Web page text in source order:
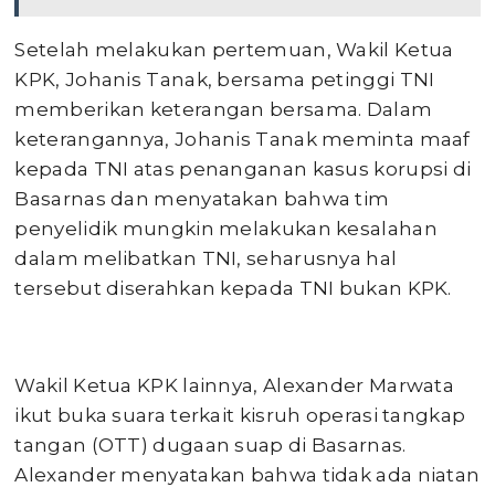
Setelah melakukan pertemuan, Wakil Ketua
KPK, Johanis Tanak, bersama petinggi TNI
memberikan keterangan bersama. Dalam
keterangannya, Johanis Tanak meminta maaf
kepada TNI atas penanganan kasus korupsi di
Basarnas dan menyatakan bahwa tim
penyelidik mungkin melakukan kesalahan
dalam melibatkan TNI, seharusnya hal
tersebut diserahkan kepada TNI bukan KPK.
Wakil Ketua KPK lainnya, Alexander Marwata
ikut buka suara terkait kisruh operasi tangkap
tangan (OTT) dugaan suap di Basarnas.
Alexander menyatakan bahwa tidak ada niatan